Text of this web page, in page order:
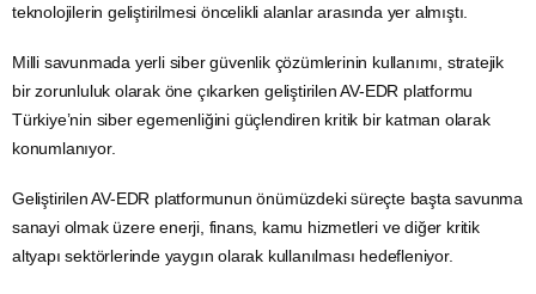
teknolojilerin geliştirilmesi öncelikli alanlar arasında yer almıştı.
Milli savunmada yerli siber güvenlik çözümlerinin kullanımı, stratejik
bir zorunluluk olarak öne çıkarken geliştirilen AV-EDR platformu
Türkiye’nin siber egemenliğini güçlendiren kritik bir katman olarak
konumlanıyor.
Geliştirilen AV-EDR platformunun önümüzdeki süreçte başta savunma
sanayi olmak üzere enerji, finans, kamu hizmetleri ve diğer kritik
altyapı sektörlerinde yaygın olarak kullanılması hedefleniyor.